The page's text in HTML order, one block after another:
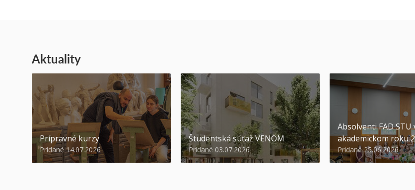
Aktuality
Prípravné kurzy
Pridané 14.07.2026
Študentská súťaž VENOM
Pridané 03.07.2026
Absolventi FAD STU
akademickom roku
Pridané 25.06.2026